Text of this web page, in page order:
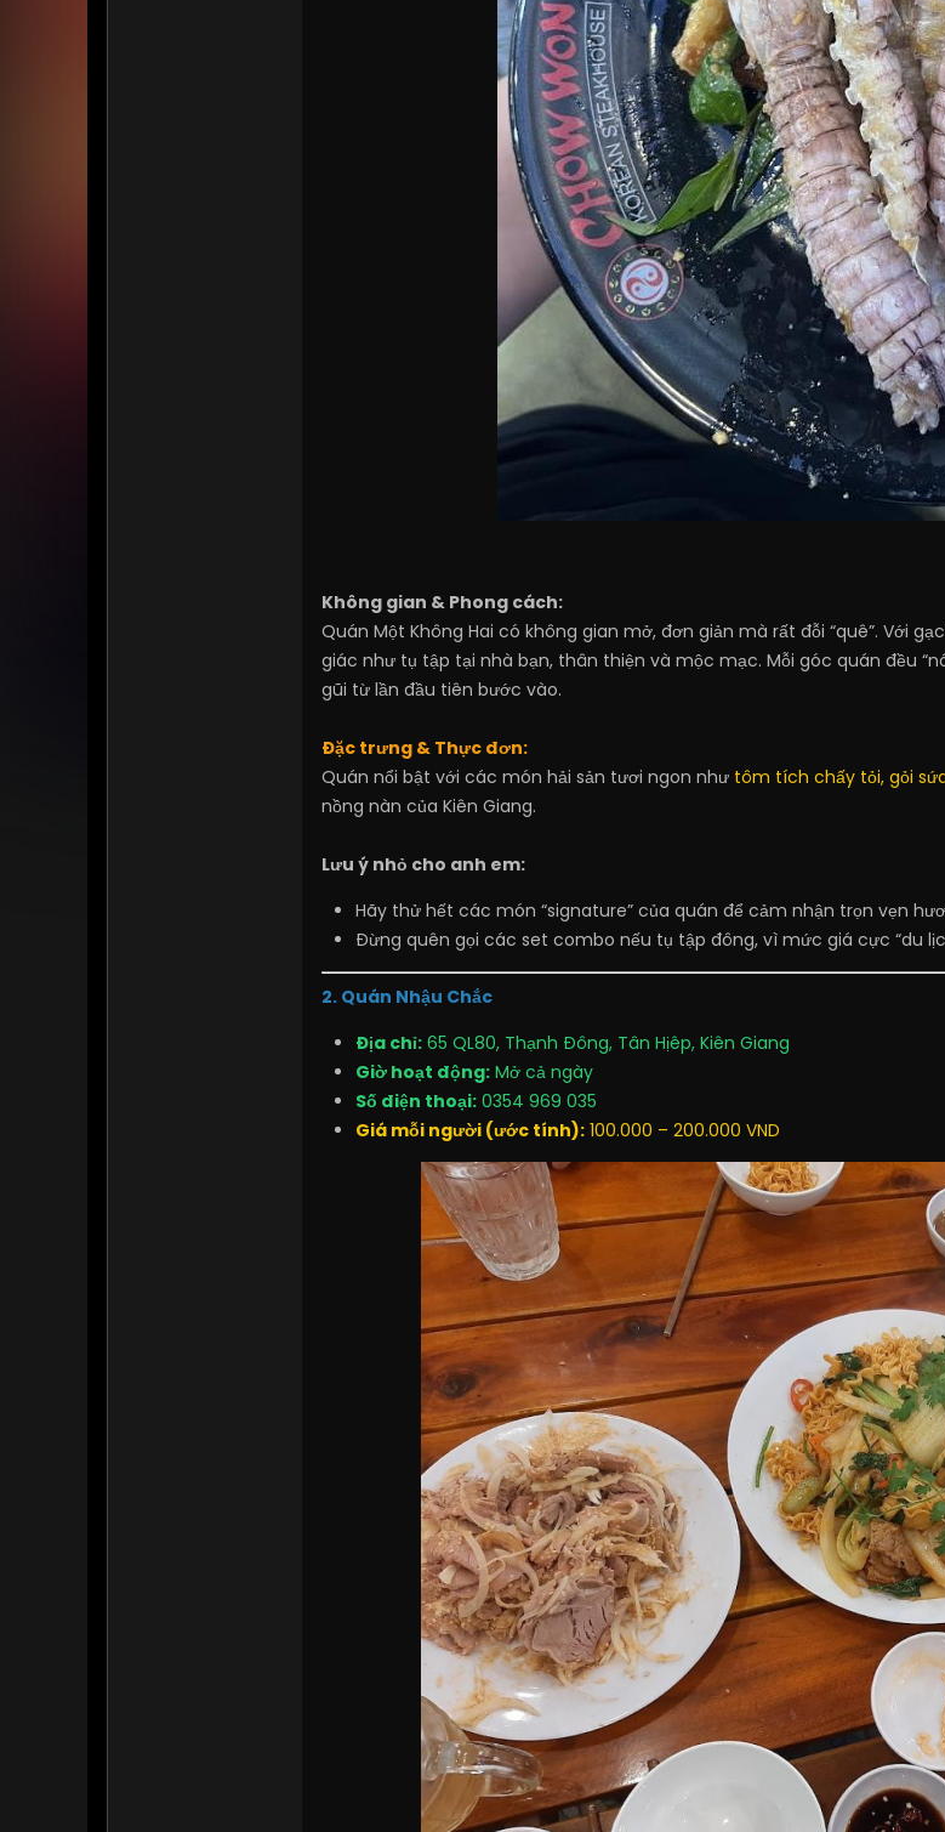
Không gian & Phong cách:
Quán Một Không Hai có không gian mở, đơn giản mà rất đỗi “quê”. Với
giác như tụ tập tại nhà bạn, thân thiện và mộc mạc. Mỗi góc quán đều
gũi từ lần đầu tiên bước vào.
Đặc trưng & Thực đơn:
Quán nổi bật với các món hải sản tươi ngon như tôm tích chấy tỏi, gỏi
nồng nàn của Kiên Giang.
Lưu ý nhỏ cho anh em:
Hãy thử hết các món “signature” của quán để cảm nhận trọn vẹn
Đừng quên gọi các set combo nếu tụ tập đông, vì mức giá cực “du
2. Quán Nhậu Chắc
Địa chỉ: 65 QL80, Thạnh Đông, Tân Hịêp, Kiên Giang
Giờ hoạt động: Mở cả ngày
Số điện thoại: 0354 969 035
Giá mỗi người (ước tính): 100.000 – 200.000 VND